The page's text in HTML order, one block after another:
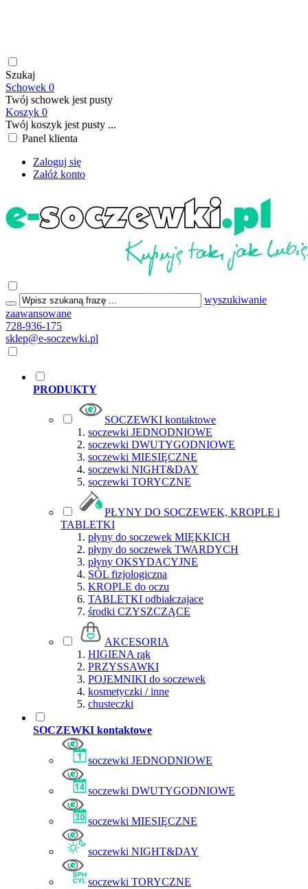
Szukaj
Schowek 0
Twój schowek jest pusty
Koszyk 0
Twój koszyk jest pusty ...
Panel klienta
Zaloguj się
Załóż konto
wyszukiwanie
zaawansowane
728-936-175
sklep@e-soczewki.pl
PRODUKTY
SOCZEWKI kontaktowe
soczewki JEDNODNIOWE
soczewki DWUTYGODNIOWE
soczewki MIESIĘCZNE
soczewki NIGHT&DAY
soczewki TORYCZNE
PŁYNY DO SOCZEWEK, KROPLE i
TABLETKI
płyny do soczewek MIĘKKICH
płyny do soczewek TWARDYCH
płyny OKSYDACYJNE
SÓL fizjologiczna
KROPLE do oczu
TABLETKI odbiałczajace
środki CZYSZCZĄCE
AKCESORIA
HIGIENA rąk
PRZYSSAWKI
POJEMNIKI do soczewek
kosmetyczki / inne
chusteczki
SOCZEWKI kontaktowe
soczewki JEDNODNIOWE
soczewki DWUTYGODNIOWE
soczewki MIESIĘCZNE
soczewki NIGHT&DAY
soczewki TORYCZNE